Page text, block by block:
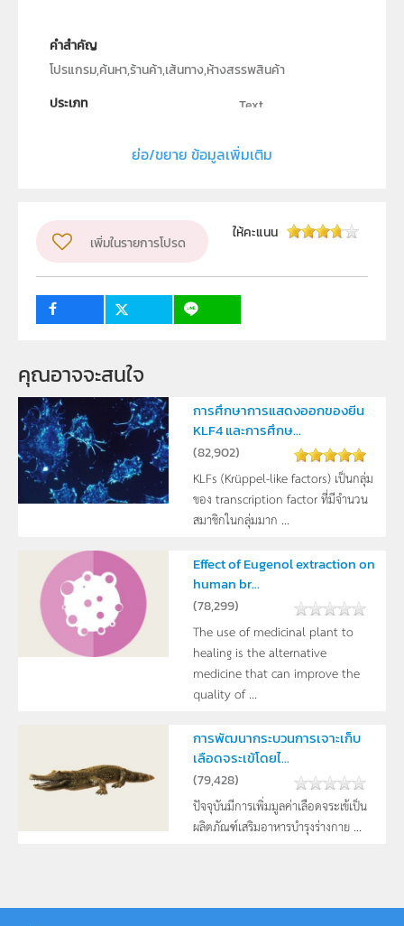
คำสำคัญ
โปรแกรม,ค้นหา,ร้านค้า,เส้นทาง,ห้างสรรพสินค้า
ประเภท
Text
ภาควิชาวิศวกรรมคอมพิวเตอร์ คณะวิศวกรรมศาสตร์
นายปรีดา เลิศพงศ์วิภูษณะ , นายธีรนันท์ คุณารักษ์
ระดับชั้น
ม.4, ม.5, ม.6
กลุ่มเป้าหมาย
ย่อ/ขยาย ข้อมูลเพิ่มเติม
เพิ่มในรายการโปรด
ให้คะแนน
คุณอาจจะสนใจ
การศึกษาการแสดงออกของยีน
KLF4 และการศึกษ...
(82,902)
KLFs (Krüppel-like factors) เป็นกลุ่ม
ของ transcription factor ที่มีจำนวน
สมาชิกในกลุ่มมาก ...
Effect of Eugenol extraction on
human br...
(78,299)
The use of medicinal plant to
healing is the alternative
medicine that can improve the
quality of ...
การพัฒนากระบวนการเจาะเก็บ
เลือดจระเข้โดยไ...
(79,428)
ปัจจุบันมีการเพิ่มมูลค่าเลือดจระเข้เป็น
ผลิตภัณฑ์เสริมอาหารบำรุงร่างกาย ...